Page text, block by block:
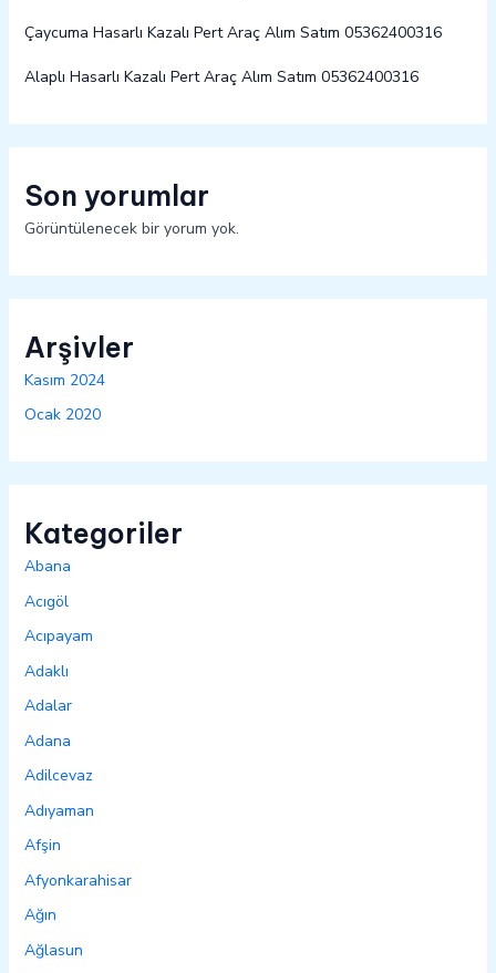
Çaycuma Hasarlı Kazalı Pert Araç Alım Satım 05362400316
Alaplı Hasarlı Kazalı Pert Araç Alım Satım 05362400316
Son yorumlar
Görüntülenecek bir yorum yok.
Arşivler
Kasım 2024
Ocak 2020
Kategoriler
Abana
Acıgöl
Acıpayam
Adaklı
Adalar
Adana
Adilcevaz
Adıyaman
Afşin
Afyonkarahisar
Ağın
Ağlasun